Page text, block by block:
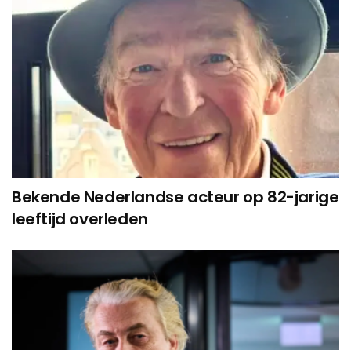
Bekende Nederlandse acteur op 82-jarige
leeftijd overleden